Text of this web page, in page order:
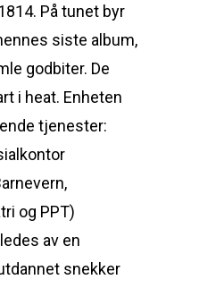
På tunet byr
siste album,
godbiter. De
i heat. Enheten
tjenester:
og PPT)
av en
snekker